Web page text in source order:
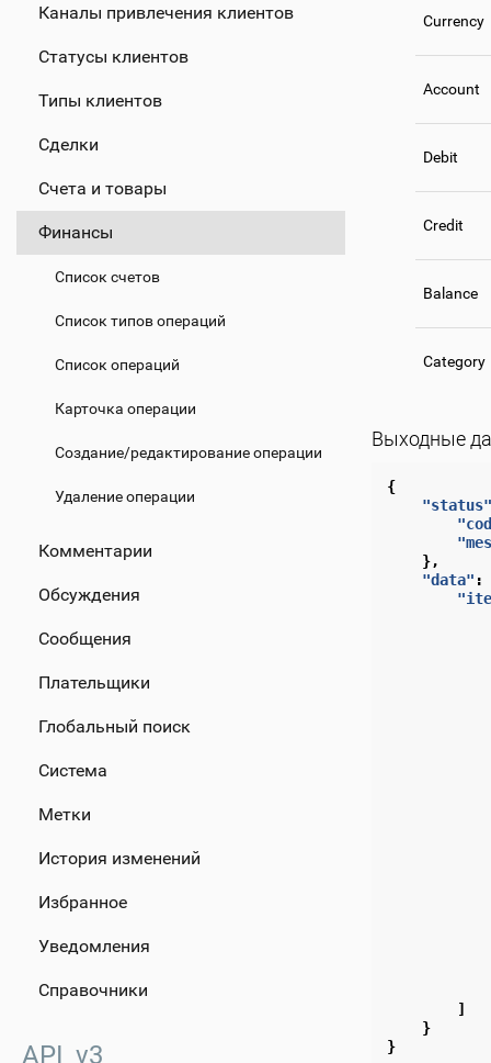
Каналы привлечения клиентов
Статусы клиентов
Типы клиентов
Сделки
Счета и товары
Финансы
Список счетов
Список типов операций
Список операций
Карточка операции
Создание/редактирование операции
Удаление операции
Комментарии
Обсуждения
Сообщения
Плательщики
Глобальный поиск
Система
Метки
История изменений
Избранное
Уведомления
Справочники
API_v3
Currency
Account
Debit
Credit
Balance
Category
Выходные
{
"status"
},
"data" :
]
}
}